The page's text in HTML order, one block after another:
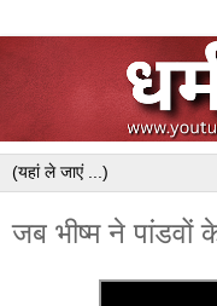
जब भीष्म ने पांडवों